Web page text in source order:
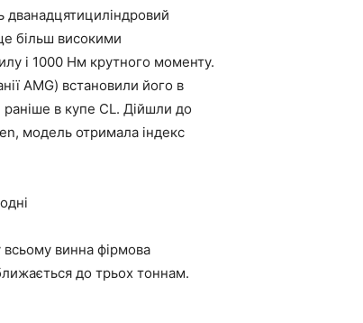
дванадцятициліндровий
більш високими
і 1000 Нм крутного моменту.
AMG) встановили його в
раніше в купе CL. Дійшли до
модель отримала індекс
всьому винна фірмова
до трьох тоннам.